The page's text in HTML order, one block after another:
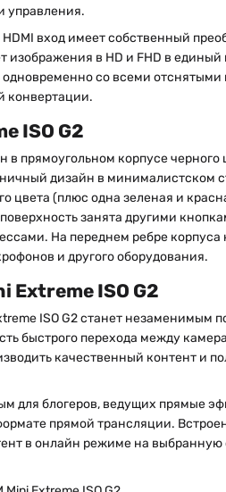
управления.
вход имеет собственный
изображения в HD и FHD в
одновременно со всеми отснятыми
конвертации.
ISO G2
прямоугольном корпусе черного
дизайн в минималистском
цвета (плюс одна зеленая и
занята другими
На переднем ребре корпуса
и другого оборудования.
Extreme ISO G2
ISO G2 станет незаменимым
быстрого перехода между
качественный контент и
для блогеров, ведущих прямые
прямой трансляции.
в онлайн режиме на